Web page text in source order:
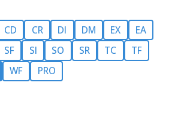
CD СR DI DM EX
EA
SF SI SO SR TC
TF
WF PRO